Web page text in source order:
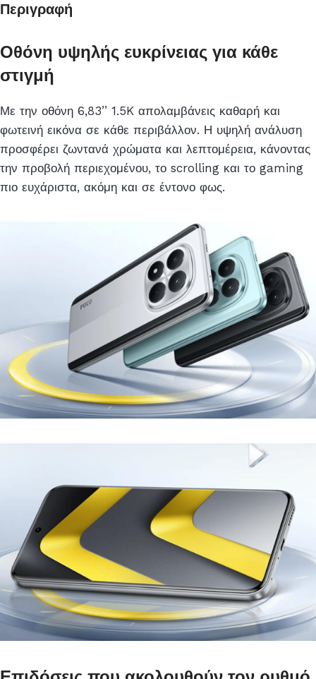
Περιγραφή
Οθόνη υψηλής ευκρίνειας για κάθε
στιγμή
Με την οθόνη 6,83’’ 1.5K απολαμβάνεις καθαρή και
φωτεινή εικόνα σε κάθε περιβάλλον. Η υψηλή ανάλυση
προσφέρει ζωντανά χρώματα και λεπτομέρεια, κάνοντας
την προβολή περιεχομένου, το scrolling και το gaming
πιο ευχάριστα, ακόμη και σε έντονο φως.